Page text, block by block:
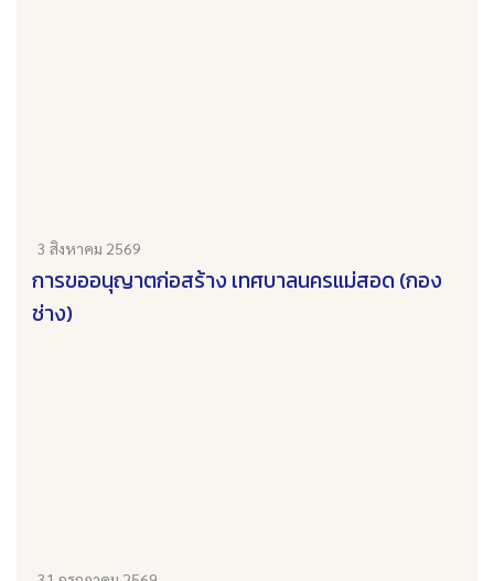
3 สิงหาคม 2569
การขออนุญาตก่อสร้าง เทศบาลนครแม่สอด (กอง
ช่าง)